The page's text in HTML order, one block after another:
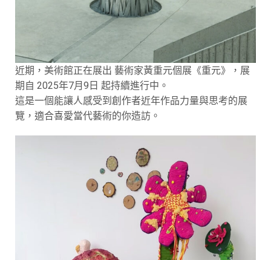
近期，美術館正在展出 藝術家黃重元個展《重元》，展
期自 2025年7月9日 起持續進行中。
這是一個能讓人感受到創作者近年作品力量與思考的展
覽，適合喜愛當代藝術的你造訪。